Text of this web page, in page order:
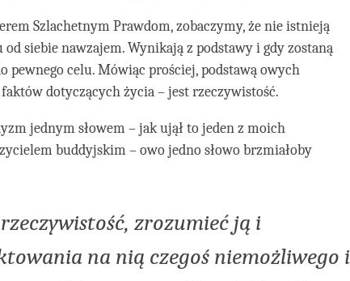
Szlachetnym Prawdom, zobaczymy, że nie istnieją
siebie nawzajem. Wynikają z podstawy i gdy zostaną
pewnego celu. Mówiąc prościej, podstawą owych
dotyczących życia – jest rzeczywistość.
jednym słowem – jak ujął to jeden z moich
buddyjskim – owo jedno słowo brzmiałoby
zrozumieć ją i
na nią czegoś niemożliwego i